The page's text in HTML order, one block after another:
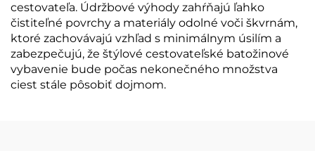
cestovateľa. Údržbové výhody zahŕňajú ľahko
čistiteľné povrchy a materiály odolné voči škvrnám,
ktoré zachovávajú vzhľad s minimálnym úsilím a
zabezpečujú, že štýlové cestovateľské batožinové
vybavenie bude počas nekonečného množstva
ciest stále pôsobiť dojmom.